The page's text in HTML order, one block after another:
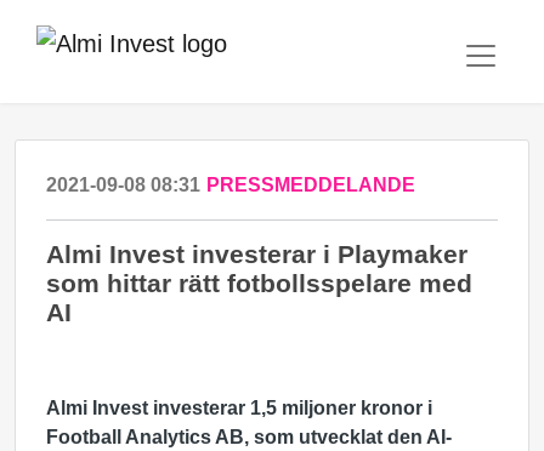
2021-09-08 08:31 PRESSMEDDELANDE
Almi Invest investerar i Playmaker
som hittar rätt fotbollsspelare med
AI
Almi Invest investerar 1,5 miljoner kronor i
Football Analytics AB, som utvecklat den AI-